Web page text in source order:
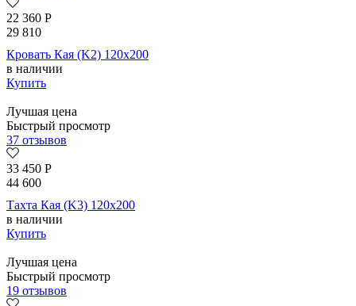
22 360 Р
29 810
Кровать Кая (K2) 120х200
в наличии
Купить
Лучшая цена
Быстрый просмотр
37 отзывов
33 450 Р
44 600
Тахта Кая (K3) 120х200
в наличии
Купить
Лучшая цена
Быстрый просмотр
19 отзывов